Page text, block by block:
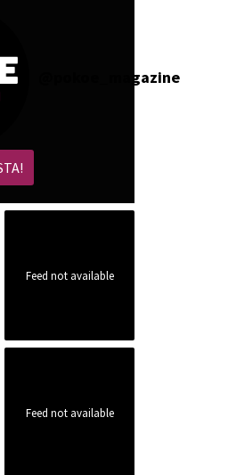
pokoe_magazine
Feed not available
Feed not available